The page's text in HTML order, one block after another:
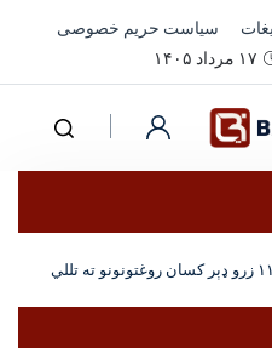
سیاست حریم خصوصی
۱۷ مرداد ۱۴۰۵